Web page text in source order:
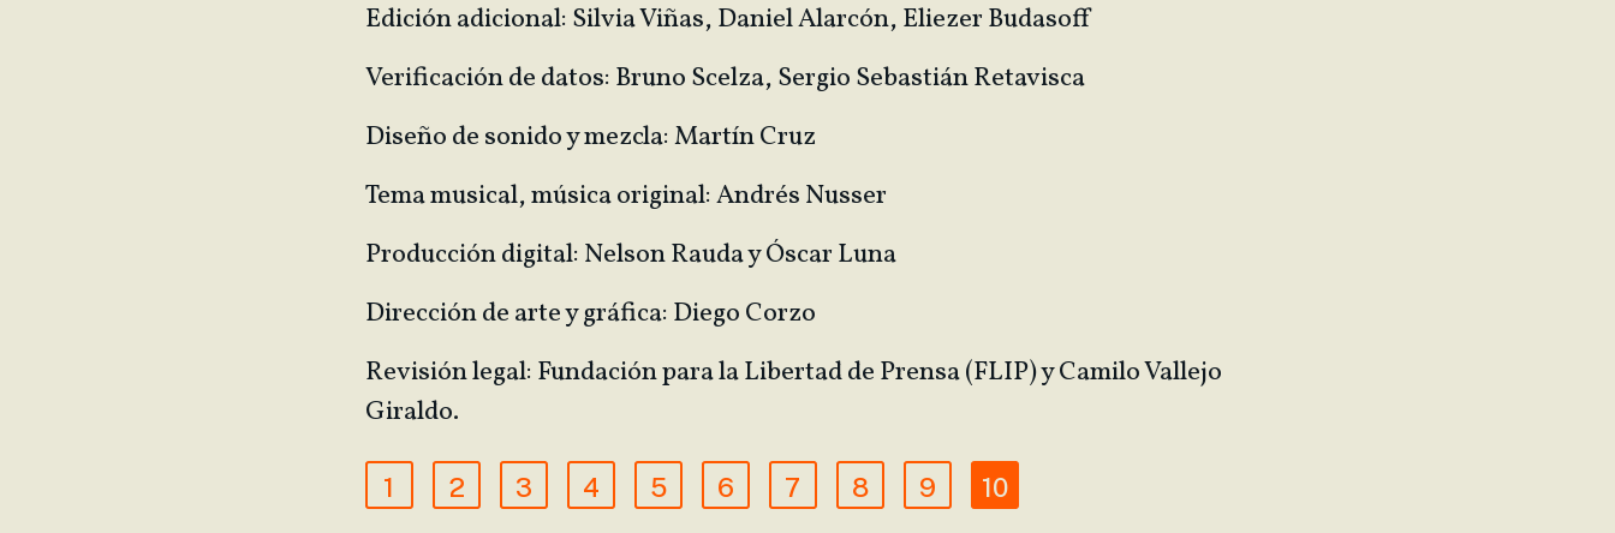
Edición adicional: Silvia Viñas, Daniel Alarcón, Eliezer Budasoff
Verificación de datos: Bruno Scelza, Sergio Sebastián Retavisca
Diseño de sonido y mezcla: Martín Cruz
Tema musical, música original: Andrés Nusser
Producción digital: Nelson Rauda y Óscar Luna
Dirección de arte y gráfica: Diego Corzo
Revisión legal: Fundación para la Libertad de Prensa (FLIP) y Camilo Vallejo
Giraldo.
1 2 3 4 5 6 7 8 9 10